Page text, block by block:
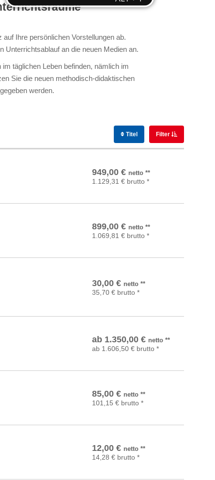
Ihre persönlichen Vorstellungen ab.
Unterrichtsablauf an die neuen Medien an.
täglichen Leben befinden, nämlich im
Sie die neuen methodisch-didaktischen
werden.
Titel Filter
949,00 € netto**
1.129,31 € brutto *
In den Warenkorb
899,00 € netto**
1.069,81 € brutto *
In den Warenkorb
30,00 € netto**
35,70 € brutto *
In den Warenkorb
ab 1.350,00 € netto**
ab 1.606,50 € brutto *
Details
85,00 € netto**
101,15 € brutto *
In den Warenkorb
12,00 € netto**
14,28 € brutto *
In den Warenkorb